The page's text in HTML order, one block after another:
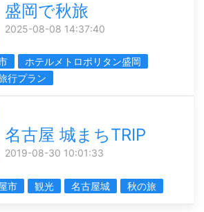
盛岡で秋旅
2025-08-08 14:37:40
ホテルメトロポリタン盛岡
行プラン
名古屋 城まちTRIP
2019-08-30 10:01:33
市 観光 名古屋城 秋の旅